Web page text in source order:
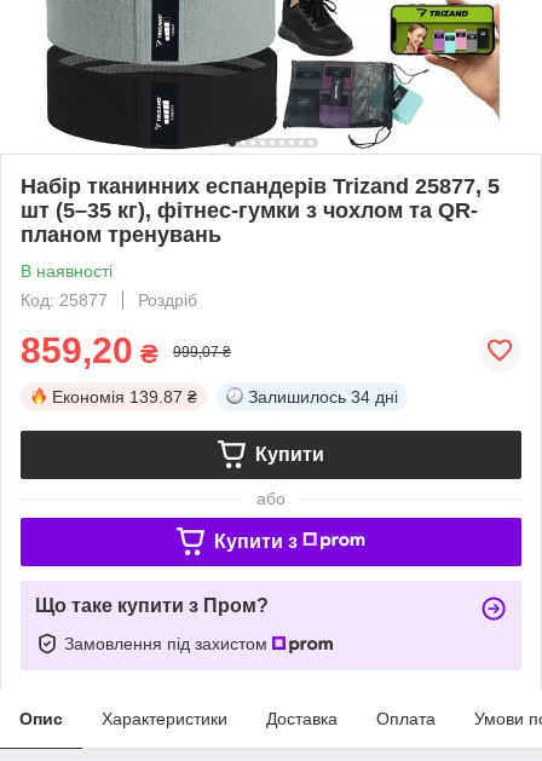
Набір тканинних еспандерів Trizand 25877, 5
шт (5–35 кг), фітнес-гумки з чохлом та QR-
планом тренувань
В наявності
Код: 25877
Роздріб
859,20 ₴ 999,07 ₴
Економія 139.87 ₴ Залишилось 34 дні
Купити
або
Купити з
Що таке купити з Пром?
Замовлення під захистом
Опис Характеристики Доставка Оплата Умови